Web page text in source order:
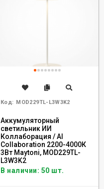
Код: MOD229TL-L3W3K2
Аккумуляторный
светильник ИИ
Коллаборация / AI
Collaboration 2200-4000К
3Вт Maytoni, MOD229TL-
L3W3K2
В наличии: 50 шт.